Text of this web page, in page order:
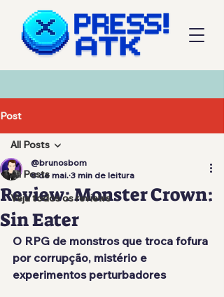
Post
All Posts
Veja todos os reviews
All Posts
Review: Monster Crown:
Sin Eater
@brunosbom
8 de mai. 3 min de leitura
O RPG de monstros que troca fofura
por corrupção, mistério e
experimentos perturbadores